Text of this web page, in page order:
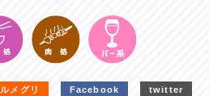
メグリ Facebook twitter